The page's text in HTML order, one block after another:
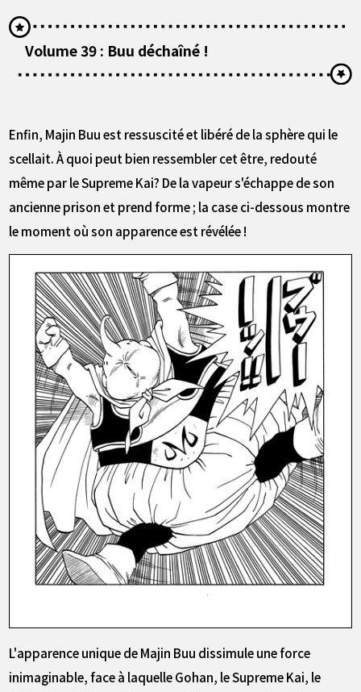
Volume 39 : Buu déchaîné !
Enfin, Majin Buu est ressuscité et libéré de la sphère qui le
scellait. À quoi peut bien ressembler cet être, redouté
même par le Supreme Kai? De la vapeur s'échappe de son
ancienne prison et prend forme ; la case ci-dessous montre
le moment où son apparence est révélée !
L'apparence unique de Majin Buu dissimule une force
inimaginable, face à laquelle Gohan, le Supreme Kai, le